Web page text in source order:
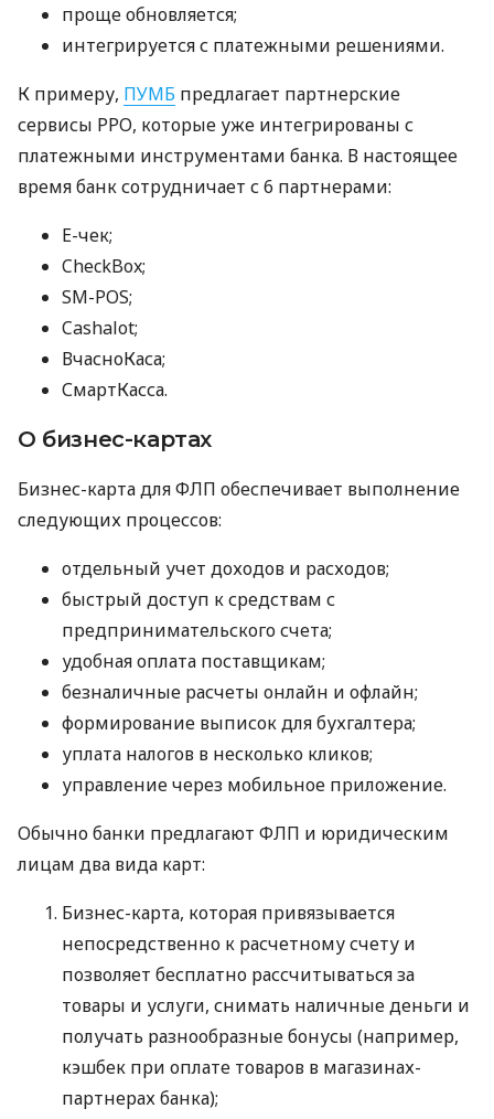
проще обновляется;
интегрируется с платежными решениями.
К примеру, ПУМБ предлагает партнерские
сервисы РРО, которые уже интегрированы с
платежными инструментами банка. В настоящее
время банк сотрудничает с 6 партнерами:
E-чек;
CheckBox;
SM-POS;
Cashalot;
ВчасноКаса;
СмартКасса.
О бизнес-картах
Бизнес-карта для ФЛП обеспечивает выполнение
следующих процессов:
отдельный учет доходов и расходов;
быстрый доступ к средствам с
предпринимательского счета;
удобная оплата поставщикам;
безналичные расчеты онлайн и офлайн;
формирование выписок для бухгалтера;
уплата налогов в несколько кликов;
управление через мобильное приложение.
Обычно банки предлагают ФЛП и юридическим
лицам два вида карт:
Бизнес-карта, которая привязывается
непосредственно к расчетному счету и
позволяет бесплатно рассчитываться за
товары и услуги, снимать наличные деньги и
получать разнообразные бонусы (например,
кэшбек при оплате товаров в магазинах-
партнерах банка);